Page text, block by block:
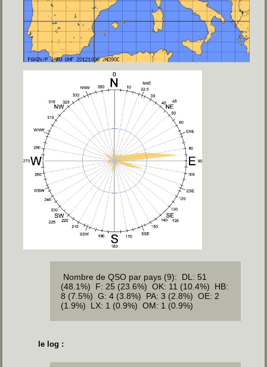
Nombre de QSO par pays (9): DL: 51
(48.1%) F: 25 (23.6%) OK: 11 (10.4%) HB:
8 (7.5%) G: 4 (3.8%) PA: 3 (2.8%) OE: 2
(1.9%) LX: 1 (0.9%) OM: 1 (0.9%)
le log :